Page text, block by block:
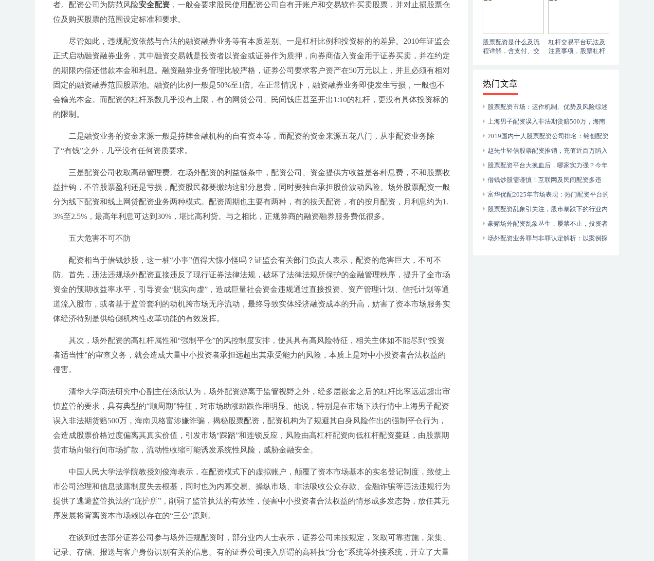
者。配资公司为防范风险安全配资 ，一般会要求股民使用配资公司自有开账户和交易软件买卖股票，并对止损股票仓
位及购买股票的范围设定标准和要求。
尽管如此，违规配资依然与合法的融资融券业务等有本质差别。一是杠杆比例和投资标的的差异。2010年证监会
正式启动融资融券业务，其中融资交易就是投资者以资金或证券作为质押，向券商借入资金用于证券买卖，并在约定
的期限内偿还借款本金和利息。融资融券业务管理比较严格，证券公司要求客户资产在50万元以上，并且必须有相对
固定的融资融券范围股票池。融资的比例一般是50%至1倍。在正常情况下，融资融券业务即使发生亏损，一般也不
会输光本金。而配资的杠杆系数几乎没有上限，有的网贷公司、民间钱庄甚至开出1:10的杠杆，更没有具体投资标的
的限制。
二是融资业务的资金来源一般是持牌金融机构的自有资本等，而配资的资金来源五花八门，从事配资业务除
了“有钱”之外，几乎没有任何资质要求。
三是配资公司收取高昂管理费。在场外配资的利益链条中，配资公司、资金提供方收益是各种息费，不和股票收
益挂钩，不管股票盈利还是亏损，配资股民都要缴纳这部分息费，同时要独自承担股价波动风险。场外股票配资一般
分为线下配资和线上网贷配资业务两种模式。配资周期也主要有两种，有的按天配资，有的按月配资，月利息约为1.
3%至2.5%，最高年利息可达到30%，堪比高利贷。与之相比，正规券商的融资融券服务费低很多。
五大危害不可不防
配资相当于借钱炒股，这一桩“小事”值得大惊小怪吗？证监会有关部门负责人表示，配资的危害巨大，不可不
防。首先，违法违规场外配资直接违反了现行证券法律法规，破坏了法律法规所保护的金融管理秩序，提升了全市场
资金的预期收益率水平，引导资金“脱实向虚”，造成巨量社会资金违规通过直接投资、资产管理计划、信托计划等通
道流入股市，或者基于监管套利的动机跨市场无序流动，最终导致实体经济融资成本的升高，妨害了资本市场服务实
体经济特别是供给侧机构性改革功能的有效发挥。
其次，场外配资的高杠杆属性和“强制平仓”的风控制度安排，使其具有高风险特征，相关主体如不能尽到“投资
者适当性”的审查义务，就会造成大量中小投资者承担远超出其承受能力的风险，本质上是对中小投资者合法权益的
侵害。
清华大学商法研究中心副主任汤欣认为，场外配资游离于监管视野之外，经多层嵌套之后的杠杆比率远远超出审
慎监管的要求，具有典型的“顺周期”特征，对市场助涨助跌作用明显。他说，特别是在市场下跌行情中上海男子配资
误入非法期货赔500万，海南贝格富涉嫌诈骗，揭秘股票配资，配资机构为了规避其自身风险作出的强制平仓行为，
会造成股票价格过度偏离其真实价值，引发市场“踩踏”和连锁反应，风险由高杠杆配资向低杠杆配资蔓延，由股票期
货市场向银行间市场扩散，流动性收缩可能诱发系统性风险，威胁金融安全。
中国人民大学法学院教授刘俊海表示，在配资模式下的虚拟账户，颠覆了资本市场基本的实名登记制度，致使上
市公司治理和信息披露制度失去根基，同时也为内幕交易、操纵市场、非法吸收公众存款、金融诈骗等违法违规行为
提供了逃避监管执法的“庇护所”，削弱了监管执法的有效性，侵害中小投资者合法权益的情形成多发态势，放任其无
序发展将背离资本市场赖以存在的“三公”原则。
在谈到过去部分证券公司参与场外违规配资时，部分业内人士表示，证券公司未按规定，采取可靠措施，采集、
记录、存储、报送与客户身份识别有关的信息。有的证券公司接入所谓的高科技“分仓”系统等外接系统，开立了大量
股票配资是什么及流
程详解，含支付、交
杠杆交易平台玩法及
注意事项，股票杠杆
热门文章
股票配资市场：运作机制、优势及风险综述
上海男子配资误入非法期货赔500万，海南
贝格富涉嫌诈骗，揭秘股票配资
2019国内十大股票配资公司排名：铭创配资
与恒瑞行配资领衔
赵先生轻信股票配资推销，充值近百万陷入
虚拟盘骗局，需警惕诈骗陷阱
股票配资平台大换血后，哪家实力强？今年
排名第一的金牛配资了解下
借钱炒股需谨慎！互联网及民间配资多违
法，最高法明确场外配资合同效力及利息返还
富华优配2025年市场表现：热门配资平台的
优势与争议分析
股票配资乱象引关注，股市暴跌下的行业内
外伤令人忧
豪赌场外配资乱象丛生，屡禁不止，投资者
血本无归
场外配资业务罪与非罪认定解析：以案例探